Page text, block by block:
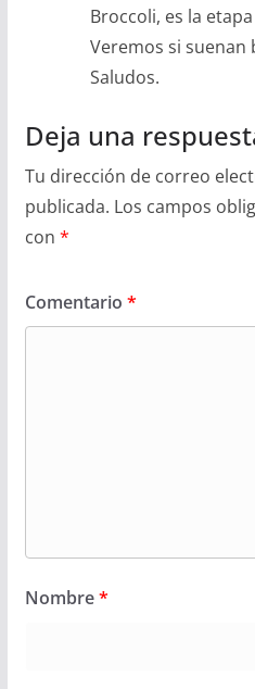
Broccoli, es la
Veremos si suenan
Saludos.
Deja una
Tu dirección de correo
publicada. Los campos
con *
Comentario *
Nombre*